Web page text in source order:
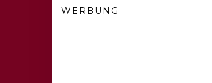
WERBUNG